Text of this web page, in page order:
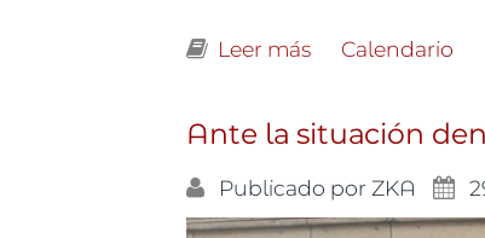
Leer más sobre
Calendario
Ante la situación
Publicado por ZKA